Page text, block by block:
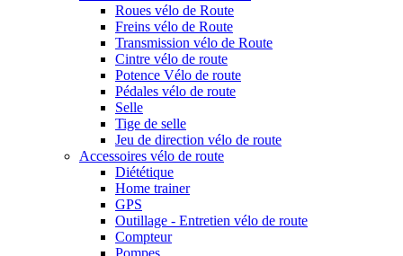
Roues vélo de Route
Freins vélo de Route
Transmission vélo de Route
Cintre vélo de route
Potence Vélo de route
Pédales vélo de route
Selle
Tige de selle
Jeu de direction vélo de route
Accessoires vélo de route
Diététique
Home trainer
GPS
Outillage - Entretien vélo de route
Compteur
Pompes